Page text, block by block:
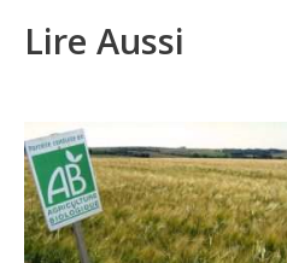
Lire Aussi